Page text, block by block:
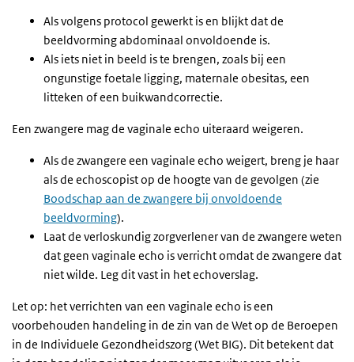
Als volgens protocol gewerkt is en blijkt dat de
beeldvorming abdominaal onvoldoende is.
Als iets niet in beeld is te brengen, zoals bij een
ongunstige foetale ligging, maternale obesitas, een
litteken of een buikwandcorrectie.
Een zwangere mag de vaginale echo uiteraard weigeren.
Als de zwangere een vaginale echo weigert, breng je haar
als de echoscopist op de hoogte van de gevolgen (zie
Boodschap aan de zwangere bij onvoldoende
beeldvorming).
Laat de verloskundig zorgverlener van de zwangere weten
dat geen vaginale echo is verricht omdat de zwangere dat
niet wilde. Leg dit vast in het echoverslag.
Let op: het verrichten van een vaginale echo is een
voorbehouden handeling in de zin van de Wet op de Beroepen
in de Individuele Gezondheidszorg (Wet BIG). Dit betekent dat